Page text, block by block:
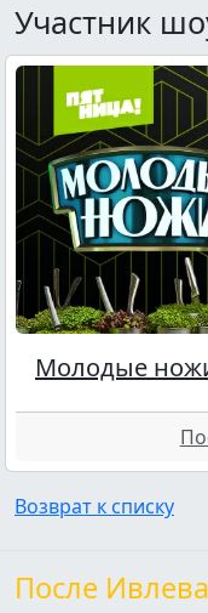
Участник
Молодые
Возврат к списку
После Ивлева